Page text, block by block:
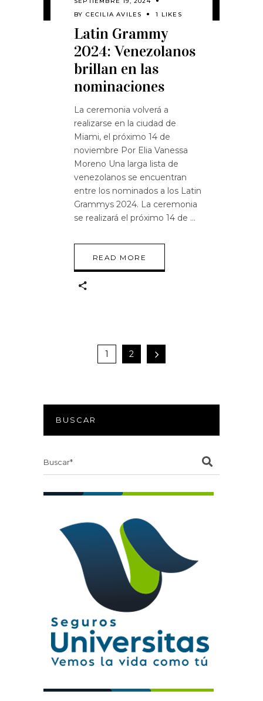
BY CECILIA AVILES 1 LIKES
Latin Grammy
2024: Venezolanos
brillan en las
nominaciones
La ceremonia volverá a
realizarse en la ciudad de
Miami, el próximo 14 de
noviembre Por Elia Vanessa
Moreno Una larga lista de
venezolanos se encuentran
entre los nominados a los Latin
Grammys 2024. La ceremonia
se realizará el próximo 14 de
READ MORE
1 2
BUSCAR